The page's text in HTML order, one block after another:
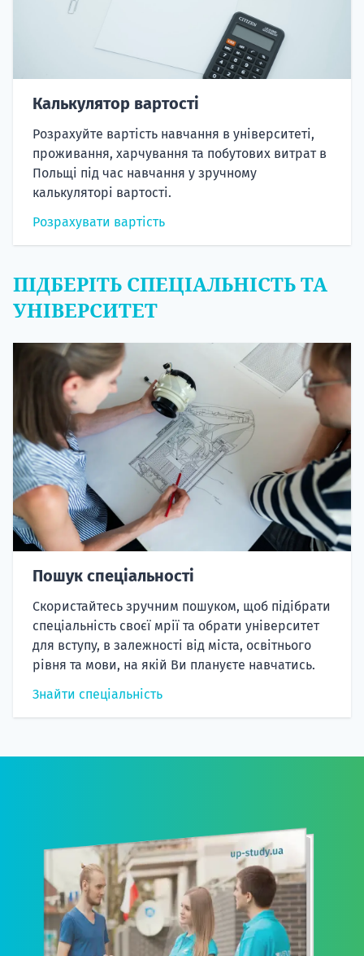
Калькулятор вартості
Розрахуйте вартість навчання в університеті,
проживання, харчування та побутових витрат в
Польщі під час навчання у зручному
калькуляторі вартості.
Розрахувати вартість
ПІДБЕРІТЬ СПЕЦІАЛЬНІСТЬ ТА
УНІВЕРСИТЕТ
Пошук спеціальності
Скористайтесь зручним пошуком, щоб підібрати
спеціальність своєї мрії та обрати університет
для вступу, в залежності від міста, освітнього
рівня та мови, на якій Ви плануєте навчатись.
Знайти спеціальність